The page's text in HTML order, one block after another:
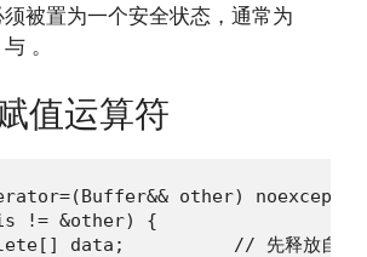
被置为一个安全状态，通常为
与 。
值运算符
other) noexcept {
!= &other) {
data;          // 先释放自身